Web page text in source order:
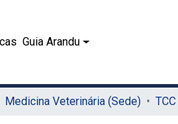
Guia Arandu
Medicina Veterinária (Sede)